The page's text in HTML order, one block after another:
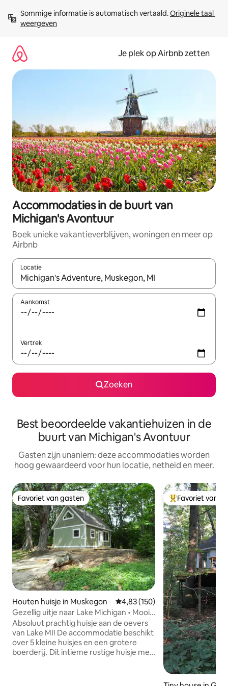
direct
naar
Sommige informatie is automatisch vertaald. Originele taal
weergeven
Je plek op Airbnb zetten
Accommodaties in de buurt van
Michigan's Avontuur
Boek unieke vakantieverblijven, woningen en meer op
Airbnb
Locatie
Wanneer er resultaten beschikbaar zijn, maak je een keuze
Aankomst
Vertrek
Zoeken
Best beoordeelde vakantiehuizen in de
buurt van Michigan's Avontuur
Gasten zijn unaniem: deze accommodaties worden
hoog gewaardeerd voor hun locatie, netheid en meer.
Favoriet van gasten
Favoriet van gasten
Houten huisje in Muskegon Gemiddelde beoordeling van
4,83 (150)
Gezellig uitje naar Lake Michigan • Mooie
verbouwing
Absoluut prachtig huisje aan de oevers
van Lake MI! De accommodatie beschikt
over 5 kleine huisjes en een grotere
boerderij. Dit intieme rustige huisje met
Topfavoriet van
Favoriet van